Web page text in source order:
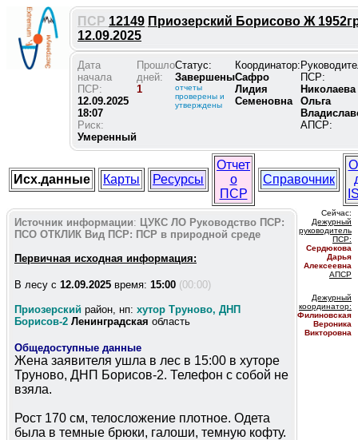
ПСР 12149 Приозерский Борисово Ж
12.09.2025
Дата
начала
ПСР:
12.09.2025
18:07
Риск:
Умеренный
Прошло
дней:
1
Статус:
Завершены
отчеты
проверены и
утверждены
Координатор:
Сафро
Лидия
Семеновна
ПСР:
Николаева
Ольга
АПСР:
Исх.данные Карты Ресурсы
Отчет
о
ПСР
Справочник
Источник информации: ЦУКС ЛО Руководство ПСР:
ПСО ОТКЛИК Вид ПСР: ПСР в природной среде
Первичная исходная информация:
В лесу c 12.09.2025 время: 15:00 (00:00)
Приозерский район, нп: хутор Труново, ДНП
Борисов-2 Ленинградская область
Общедоступные данные
Жена заявителя ушла в лес в 15:00 в хуторе
Труново, ДНП Борисов-2. Телефон с собой не
взяла.
Рост 170 см, телосложение плотное. Одета
была в темные брюки, галоши, темную кофту.
Сейчас:
Дежурный
руководитель
ПСР:
Сердюкова
Дарья
Алексеевна
АПСР
Дежурный
координатор:
Филиновская
Вероника
Викторовна